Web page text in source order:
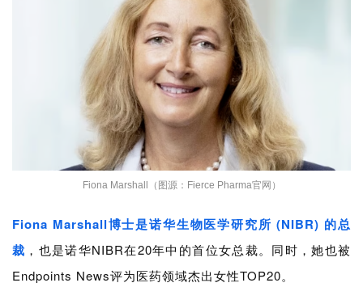
Fiona Marshall （图源：Fierce Pharma官网）
Fiona Marshall博士是诺华生物医学研究所 (NIBR) 的总
裁 ，也是诺华NIBR在20年中的首位女总裁。同时，她也被
Endpoints News评为医药领域杰出女性TOP20。